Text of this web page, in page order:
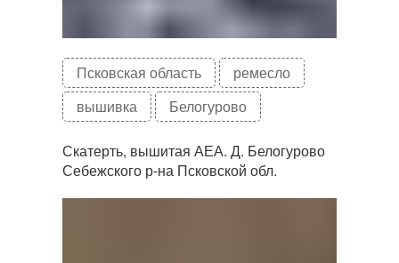
Псковская область
ремесло
вышивка
Белогурово
Скатерть, вышитая АЕА. Д. Белогурово
Себежского р-на Псковской обл.